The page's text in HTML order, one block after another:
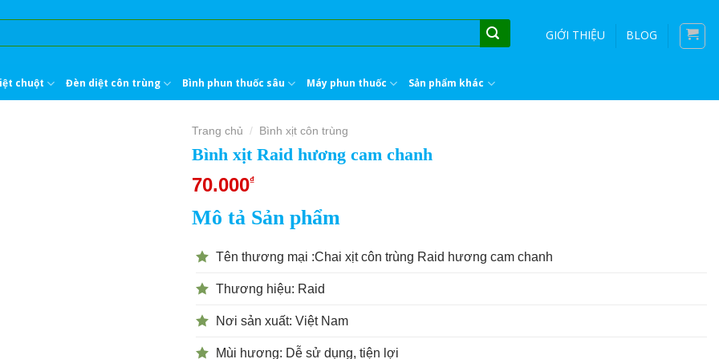
GIỚI THIỆU BLOG
chuột Đèn diệt côn trùng Bình phun thuốc sâu Máy phun thuốc Sản phẩm khác
Trang chủ / Bình xịt côn trùng
Bình xịt Raid hương cam chanh
70.000₫
Mô tả Sản phẩm
Tên thương mại :Chai xịt côn trùng Raid hương cam chanh
Thương hiệu: Raid
Nơi sản xuất: Việt Nam
Mùi hương: Dễ sử dụng, tiện lợi